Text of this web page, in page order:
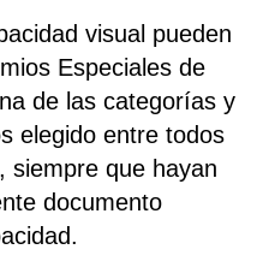
visual pueden
Especiales de
de las categorías y
elegido entre todos
siempre que hayan
documento